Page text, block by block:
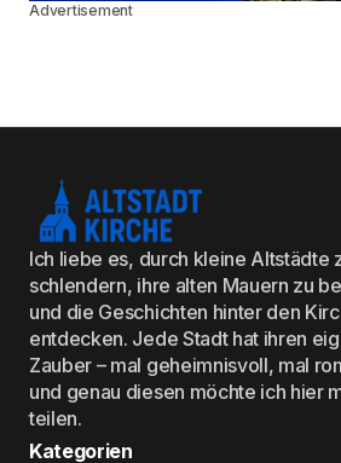
Advertisement
Ich liebe es, durch kleine Altstädte
schlendern, ihre alten Mauern zu
und die Geschichten hinter den
entdecken. Jede Stadt hat ihren
Zauber – mal geheimnisvoll, mal
und genau diesen möchte ich hier
teilen.
Kategorien